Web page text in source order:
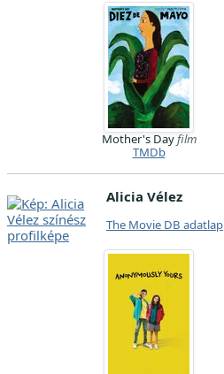
Mother's Dayfilm
TMDb
Alicia Vélez
The Movie DB adatlap